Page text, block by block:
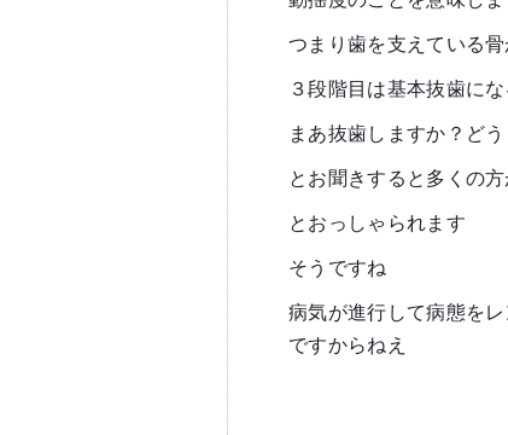
つまり歯を支えている
３段階目は基本抜歯に
まあ抜歯しますか？ど
とお聞きすると多くの
とおっしゃられます
そうですね
病気が進行して病態を
ですからねえ